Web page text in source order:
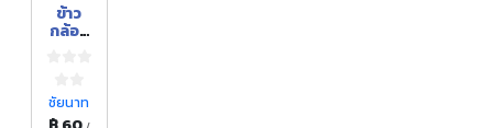
ข้าว
กล้อง
ชัยนาท